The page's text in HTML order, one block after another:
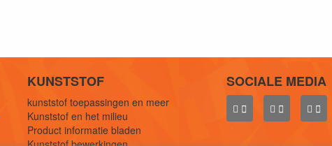
KUNSTSTOF
kunststof toepassingen en meer
Kunststof en het milieu
Product informatie bladen
SOCIALE MEDIA